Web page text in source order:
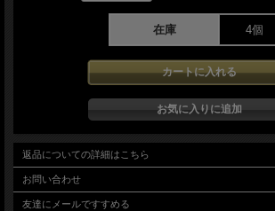
激安ナイフ販売 ナイフ ショップ グローイング！
在庫 4個
返品についての詳細はこちら
お問い合わせ
友達にメールですすめる